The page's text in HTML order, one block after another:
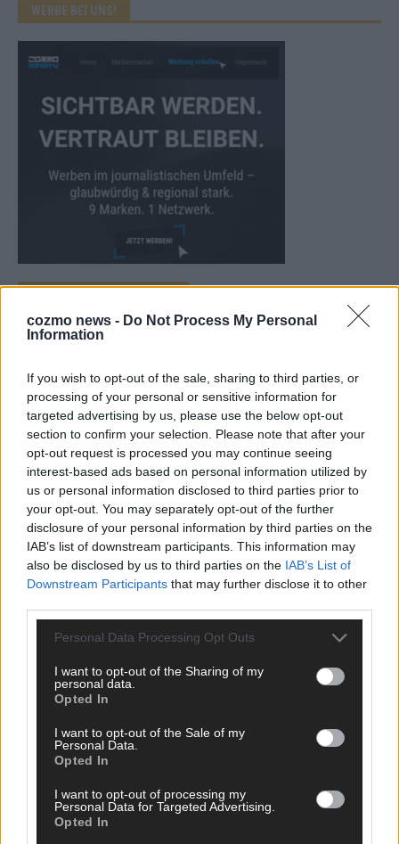
cozmo news - Do Not Process My Personal
Information
If you wish to opt-out of the sale, sharing to third parties, or
processing of your personal or sensitive information for
targeted advertising by us, please use the below opt-out
section to confirm your selection. Please note that after your
opt-out request is processed you may continue seeing
interest-based ads based on personal information utilized by
us or personal information disclosed to third parties prior to
your opt-out. You may separately opt-out of the further
disclosure of your personal information by third parties on the
IAB’s list of downstream participants. This information may
also be disclosed by us to third parties on the IAB’s List of
Downstream Participants that may further disclose it to other
Personal Data Processing Opt Outs
I want to opt-out of the Sharing of my
personal data.
Opted In
I want to opt-out of the Sale of my
Personal Data.
Opted In
I want to opt-out of processing my
Personal Data for Targeted Advertising.
Opted In
WERBE BEI UNS!
AD
Money Matters
Tipps & Tricks
Brainpower